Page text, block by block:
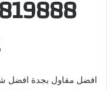
افضل مقاول بجدة افضل